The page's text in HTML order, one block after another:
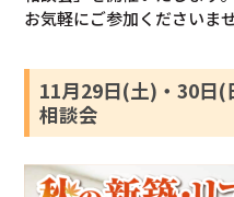
お気軽にご参加くださいま
11月29日(土)・30日(
相談会